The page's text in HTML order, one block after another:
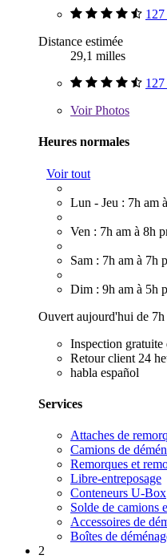
Distance estimée
29,1 milles
VoirPhotos
Heures normales
Voir tout
Lun - Jeu : 7h am
Ven : 7h am à 8h
Sam : 7h am à 7h
Dim : 9h am à 5h
Ouvert aujourd'hui de 7h
Inspection gratuite
Retour client 24
habla español
Services
Attaches de
Camions de
Remorques et
Libre-entreposage
Conteneurs U-Box
Solde de camions
Accessoires de
Boîtes de
2